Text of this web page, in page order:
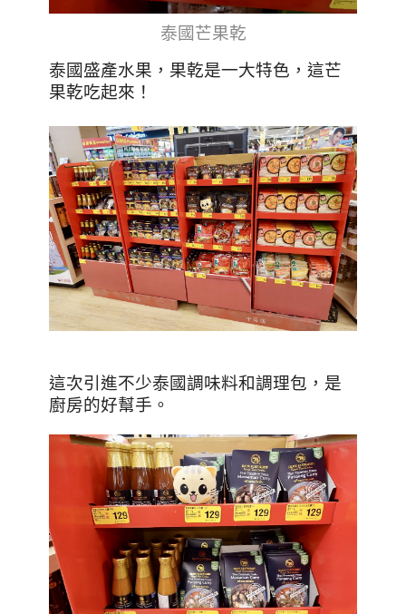
泰國芒果乾
泰國盛產水果，果乾是一大特色，這芒
果乾吃起來！
這次引進不少泰國調味料和調理包，是
廚房的好幫手。